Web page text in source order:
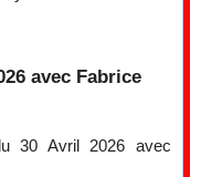
avec Fabrice
30 Avril 2026 avec